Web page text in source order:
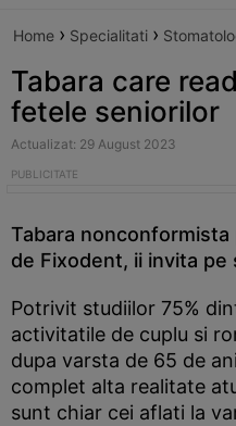
Home › Specialitati ›
Tabara care
fetele seniorilor
Actualizat: 29 August 2023
Tabara
de Fixodent, ii invita
Potrivit studiilor 75%
activitatile de cuplu si
dupa varsta de 65 de
complet alta realitate
sunt chiar cei aflati la